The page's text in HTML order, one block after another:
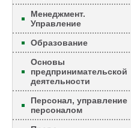
Менеджмент.
Управление
Образование
Основы
предпринимательской
деятельности
Персонал, управление
персоналом